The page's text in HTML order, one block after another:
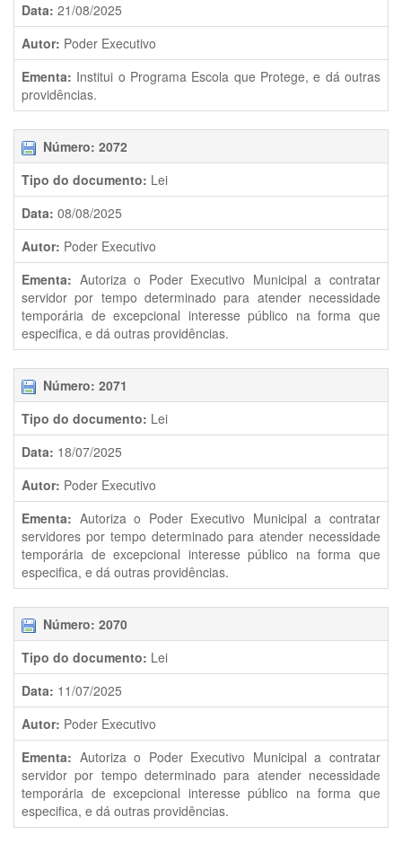
Data: 21/08/2025
Autor: Poder Executivo
Ementa: Institui o Programa Escola que Protege, e dá outras
providências.
Número: 2072
Tipo do documento: Lei
Data: 08/08/2025
Autor: Poder Executivo
Ementa: Autoriza o Poder Executivo Municipal a contratar
servidor por tempo determinado para atender necessidade
temporária de excepcional interesse público na forma que
especifica, e dá outras providências.
Número: 2071
Tipo do documento: Lei
Data: 18/07/2025
Autor: Poder Executivo
Ementa: Autoriza o Poder Executivo Municipal a contratar
servidores por tempo determinado para atender necessidade
temporária de excepcional interesse público na forma que
especifica, e dá outras providências.
Número: 2070
Tipo do documento: Lei
Data: 11/07/2025
Autor: Poder Executivo
Ementa: Autoriza o Poder Executivo Municipal a contratar
servidor por tempo determinado para atender necessidade
temporária de excepcional interesse público na forma que
especifica, e dá outras providências.